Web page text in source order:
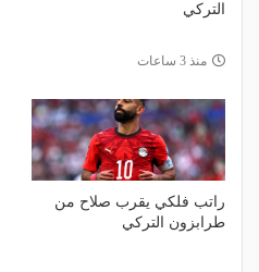
التركي
منذ 3 ساعات
راتب فلكي يقرب صلاح من
طرابزون التركي